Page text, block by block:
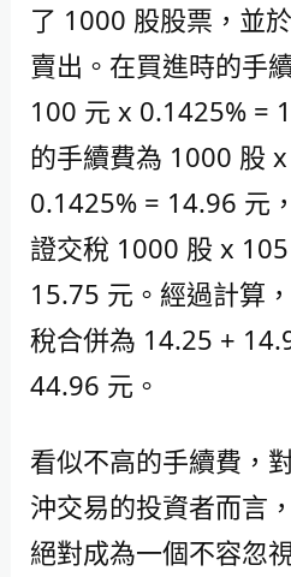
了 1000 股股票，並
賣出。在買進時的手
100 元 x 0.1425% =
的手續費為 1000 股
0.1425% = 14.96 元
證交稅 1000 股 x
15.75 元。經過計算
稅合併為 14.25 +
44.96 元。
看似不高的手續費，
沖交易的投資者而言
絕對成為一個不容忽